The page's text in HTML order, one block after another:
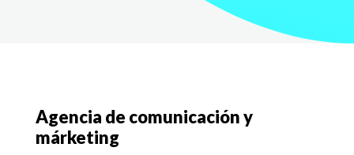
Agencia de comunicación y
márketing